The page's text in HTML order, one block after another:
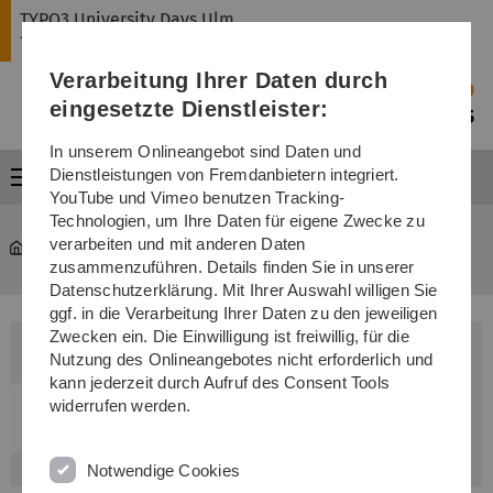
Direkt
Direkt
Direkt
(Sprache,
Drucken,
Media)
Direkt
Direkt
TYPO3 University Days Ulm
16. + 17. September 2020
Menü
TYPO3 University Days Ulm
16. + 17. September 2020
Verarbeitung Ihrer Daten durch
eingesetzte Dienstleister:
In unserem Onlineangebot sind Daten und
Dienstleistungen von Fremdanbietern integriert.
YouTube und Vimeo benutzen Tracking-
Technologien, um Ihre Daten für eigene Zwecke zu
verarbeiten und mit anderen Daten
zusammenzuführen. Details finden Sie in unserer
Datenschutzerklärung. Mit Ihrer Auswahl willigen Sie
ggf. in die Verarbeitung Ihrer Daten zu den jeweiligen
Zwecken ein. Die Einwilligung ist freiwillig, für die
Nutzung des Onlineangebotes nicht erforderlich und
kann jederzeit durch Aufruf des Consent Tools
widerrufen werden.
Notwendige Cookies